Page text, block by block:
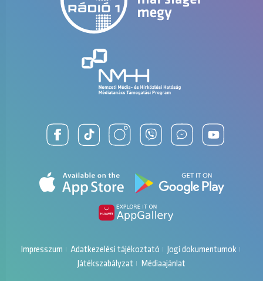
Impresszum Adatkezelési tájékoztató
Jogi dokumentumok
Játékszabályzat
Médiaajánlat